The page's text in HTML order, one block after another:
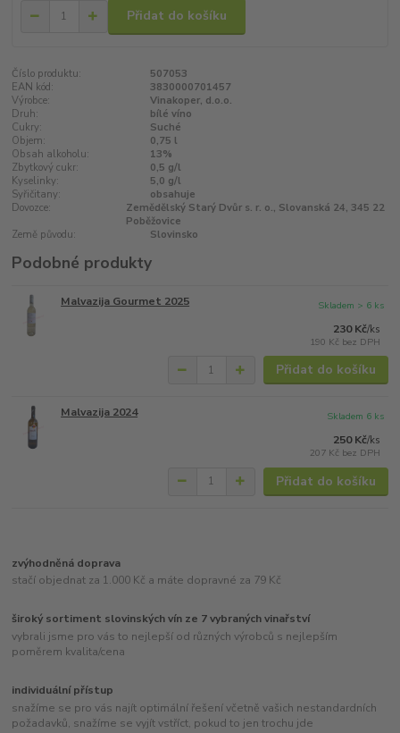
Přidat do košíku
Číslo produktu:
507053
EAN kód:
3830000701457
Výrobce:
Vinakoper, d.o.o.
Druh:
bílé víno
Cukry:
Suché
Objem:
0,75 l
Obsah alkoholu:
13%
Zbytkový cukr:
0,5 g/l
Kyselinky:
5,0 g/l
Syřičitany:
obsahuje
Dovozce:
Zemědělský Starý Dvůr s. r. o., Slovanská 24, 345 22
Poběžovice
Země původu:
Slovinsko
Podobné produkty
Malvazija Gourmet 2025
230 Kč/ks
190 Kč bez DPH
Skladem > 6 ks
Přidat do košíku
Malvazija 2024
250 Kč/ks
207 Kč bez DPH
Skladem 6 ks
Přidat do košíku
zvýhodněná doprava
stačí objednat za 1.000 Kč a máte dopravné za 79 Kč
široký sortiment slovinských vín ze 7 vybraných vinařství
vybrali jsme pro vás to nejlepší od různých výrobců s nejlepším
poměrem kvalita/cena
individuální přístup
snažíme se pro vás najít optimální řešení včetně vašich nestandardních
požadavků, snažíme se vyjít vstříct, pokud to jen trochu jde